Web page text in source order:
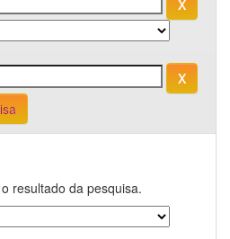
resultado da pesquisa.